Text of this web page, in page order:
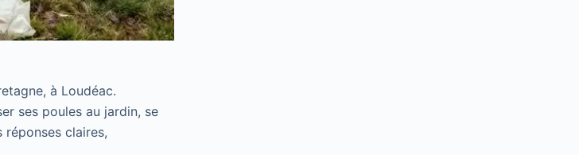
à Loudéac.
ses poules au jardin, se
réponses claires,